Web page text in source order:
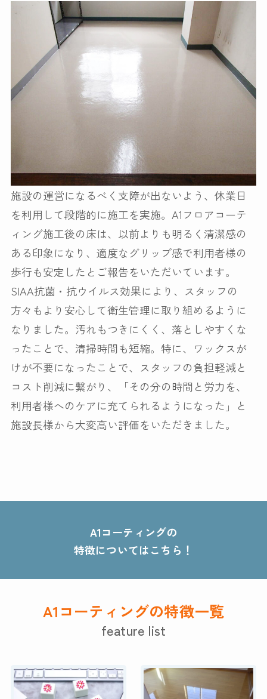
施設の運営になるべく支障が出ないよう、休業日
を利用して段階的に施工を実施。A1フロアコーテ
ィング施工後の床は、以前よりも明るく清潔感の
ある印象になり、適度なグリップ感で利用者様の
歩行も安定したとご報告をいただいています。
SIAA抗菌・抗ウイルス効果により、スタッフの
方々もより安心して衛生管理に取り組めるように
なりました。汚れもつきにくく、落としやすくな
ったことで、清掃時間も短縮。特に、ワックスが
けが不要になったことで、スタッフの負担軽減と
コスト削減に繋がり、「その分の時間と労力を、
利用者様へのケアに充てられるようになった」と
施設長様から大変高い評価をいただきました。
A1コーティングの
特徴についてはこちら！
A1コーティングの特徴一覧
feature list